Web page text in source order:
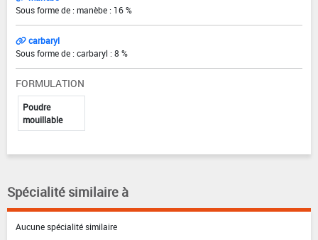
Sous forme de : manèbe : 16 %
carbaryl
Sous forme de : carbaryl : 8 %
FORMULATION
Poudre
mouillable
Spécialité similaire à
Aucune spécialité similaire